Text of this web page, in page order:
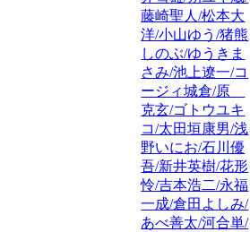
藤崎聖人/松本大
洋/小山ゆう/猪熊
しのぶ/ゆうきま
さみ/池上遼一/コ
ージィ城倉/原
克玄/ゴトウユキ
コ/太田垣康男/浅
野いにお/石川優
吾/新井英樹/花形
怜/吉本浩二/永福
一成/倉田よしみ/
あべ善太/河合単/